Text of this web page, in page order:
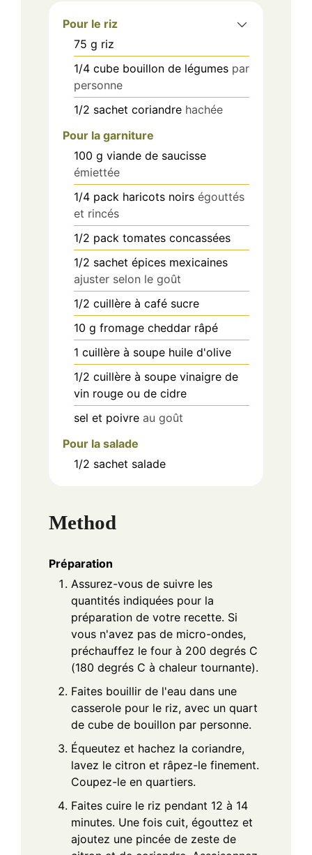
Pour le riz
75 g riz
1/4 cube bouillon de légumes par
personne
1/2 sachet coriandre hachée
Pour la garniture
100 g viande de saucisse
émiettée
1/4 pack haricots noirs égouttés
et rincés
1/2 pack tomates concassées
1/2 sachet épices mexicaines
ajuster selon le goût
1/2 cuillère à café sucre
10 g fromage cheddar râpé
1 cuillère à soupe huile d'olive
1/2 cuillère à soupe vinaigre de
vin rouge ou de cidre
sel et poivre au goût
Pour la salade
1/2 sachet salade
Method
Préparation
Assurez-vous de suivre les
quantités indiquées pour la
préparation de votre recette. Si
vous n'avez pas de micro-ondes,
préchauffez le four à 200 degrés C
(180 degrés C à chaleur tournante).
Faites bouillir de l'eau dans une
casserole pour le riz, avec un quart
de cube de bouillon par personne.
Équeutez et hachez la coriandre,
lavez le citron et râpez-le finement.
Coupez-le en quartiers.
Faites cuire le riz pendant 12 à 14
minutes. Une fois cuit, égouttez et
ajoutez une pincée de zeste de